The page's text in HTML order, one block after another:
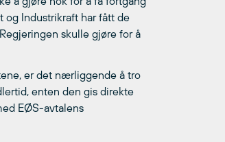
og Industrikraft har fått de
skulle gjøre for å
er det nærliggende å tro
enten den gis direkte
EØS-avtalens